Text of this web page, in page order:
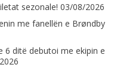
sezonale! 03/08/2026
me fanellën e Brøndby
6 ditë debutoi me ekipin e